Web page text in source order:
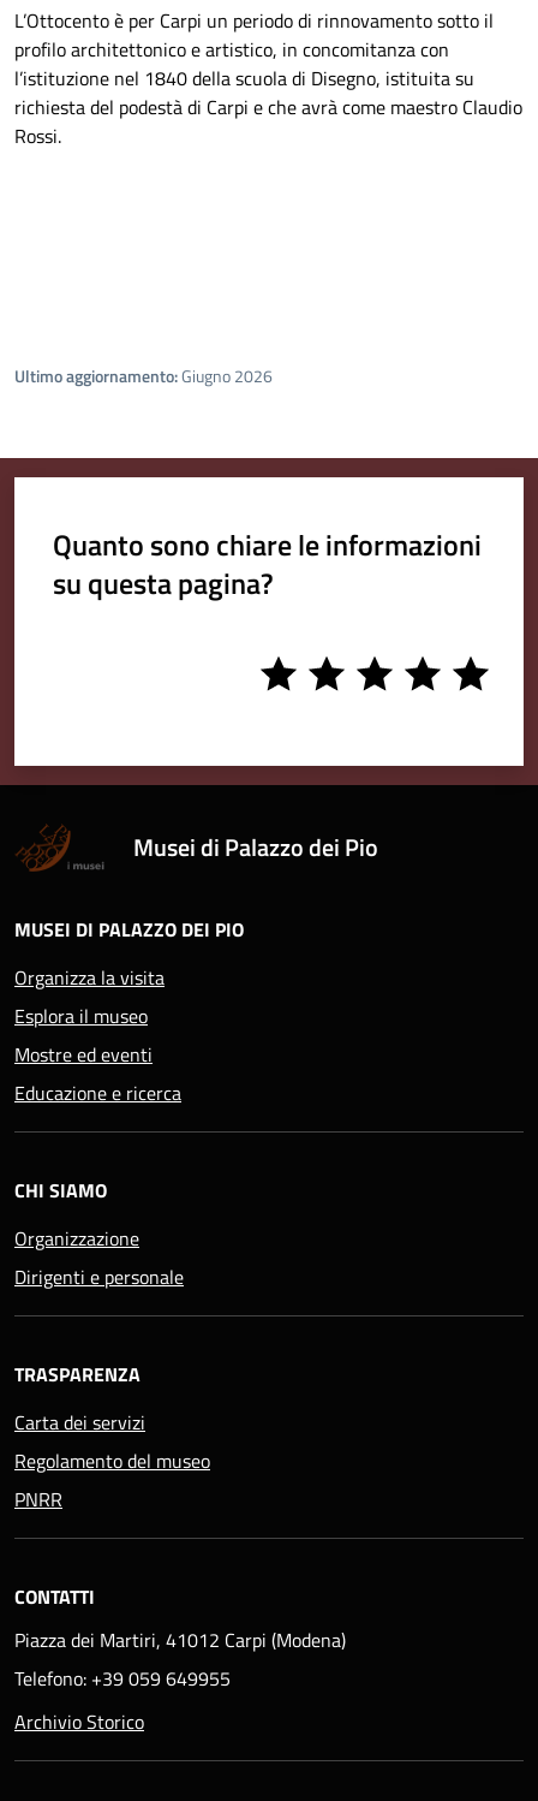
L’Ottocento è per Carpi un periodo di rinnovamento sotto il
profilo architettonico e artistico, in concomitanza con
l’istituzione nel 1840 della scuola di Disegno, istituita su
richiesta del podestà di Carpi e che avrà come maestro Claudio
Rossi.
Ultimo aggiornamento:Giugno 2026
Quanto sono chiare le informazioni
su questa pagina?
5
stars
4
stars
3
stars
2
stars
1
stars
Musei di Palazzo dei Pio
MUSEI DI PALAZZO DEI PIO
Organizza la visita
Esplora il museo
Mostre ed eventi
Educazione e ricerca
CHI SIAMO
Organizzazione
Dirigenti e personale
TRASPARENZA
Carta dei servizi
Regolamento del museo
PNRR
CONTATTI
Piazza dei Martiri, 41012 Carpi (Modena)
Telefono: +39 059 649955
Archivio Storico